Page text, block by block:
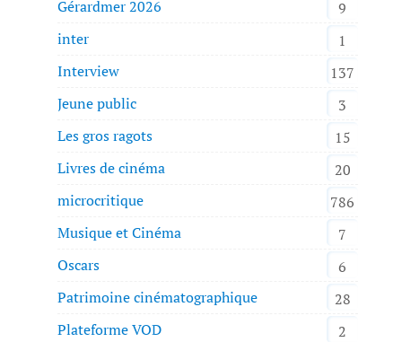
Gérardmer 2026
9
inter
1
Interview
137
Jeune public
3
Les gros ragots
15
Livres de cinéma
20
microcritique
786
Musique et Cinéma
7
Oscars
6
Patrimoine cinématographique
28
Plateforme VOD
2